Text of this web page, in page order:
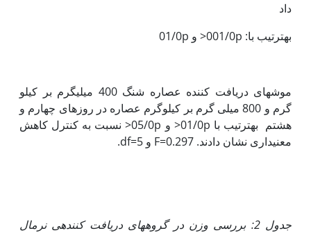
داد
به‏ترتیب با: 001/0p< و 01/0p
موش‏های دریافت کننده عصاره شنگ 400 میلی‏گرم بر کیلو
گرم و 800 میلی گرم بر کیلوگرم عصاره در روزهای چهارم و
هشتم به‏ترتیب با 01/0p< و 05/0p< نسبت به کنترل کاهش
معنی‏داری نشان دادند. F=0.297 و df=5.
جدول 2: بررسی وزن در گروه­های دریافت کننده­ی نرمال